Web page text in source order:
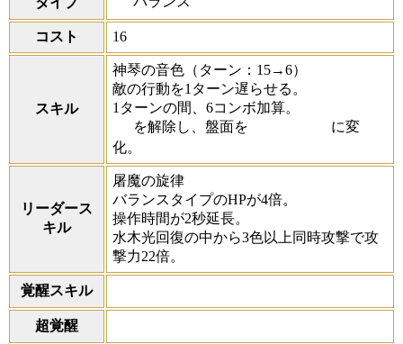
コスト 16
スキル
神琴の音色 （ターン：15→6）
敵の行動を1ターン遅らせる。
1ターンの間、6コンボ加算。
を解除し、盤面を
に変
化。
リーダース
キル
屠魔の旋律
バランスタイプのHPが4倍。
操作時間が2秒延長。
水木光回復の中から3色以上同時攻撃で攻
撃力22倍。
覚醒スキル
超覚醒